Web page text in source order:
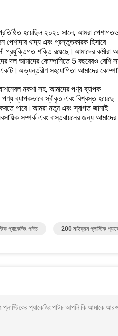
হয়েছিল ২০২০ সালে, আমরা পেশাগতভাবে
পেশাদার খাদ্য এবং প্রস্তুতকারক হিসাবে
প্রযুক্তিগত শক্তি রয়েছে।আমাদের কর্মীরা
দল আমাদের কোম্পানিতে 5 বছরেরও বেশি
সহযোগিতা আমাদের
নকশা সহ, আমাদের পণ্য ব্যাপক
ব্যাপকভাবে স্বীকৃত এবং বিশ্বস্ত হয়েছে
করতে পারে।আমরা নতুন এবং স্বাগত জানাই
সম্পর্ক এবং বাস্তবায়নের জন্য
প্যাকেজিং পাউচ 200 মাইক্রন প্লাস্টিক
প্যাকেজিং পাউচ আপনি কি আমাকে আরও